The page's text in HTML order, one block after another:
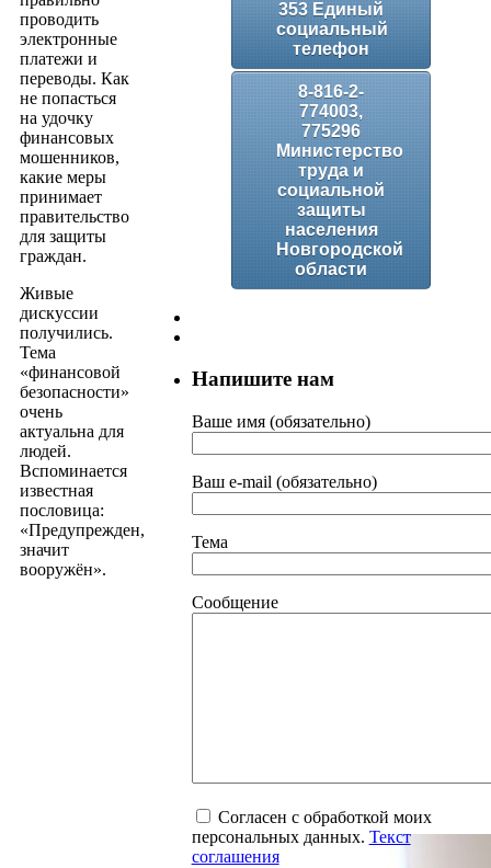
проводить
электронные
платежи и
переводы. Как
не попасться
на удочку
финансовых
мошенников,
какие меры
принимает
правительство
для защиты
граждан.
Живые
дискуссии
получились.
Тема
«финансовой
безопасности»
очень
актуальна для
людей.
Вспоминается
известная
пословица:
«Предупрежден,
значит
вооружён».
353 Единый
социальный
телефон
8-816-2-
774003,
775296
Министерство
труда и
социальной
защиты
населения
Новгородской
области
Напишите нам
Ваше имя (обязательно)
Ваш e-mail (обязательно)
Тема
Сообщение
Согласен с обработкой моих
персональных данных. Текст
соглашения